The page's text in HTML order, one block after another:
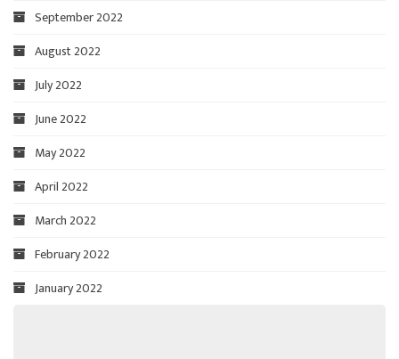
September 2022
August 2022
July 2022
June 2022
May 2022
April 2022
March 2022
February 2022
January 2022